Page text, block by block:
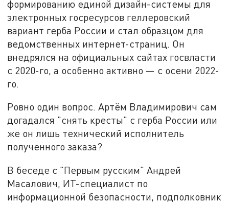
формированию единой дизайн-системы для
электронных госресурсов геллеровский
вариант герба России и стал образцом для
ведомственных интернет-страниц. Он
внедрялся на официальных сайтах госвласти
с 2020-го, а особенно активно — с осени 2022-
го.
Ровно один вопрос. Артём Владимирович сам
догадался "снять кресты" с герба России или
же он лишь технический исполнитель
полученного заказа?
В беседе с "Первым русским" Андрей
Масалович, ИТ-специалист по
информационной безопасности, подполковник